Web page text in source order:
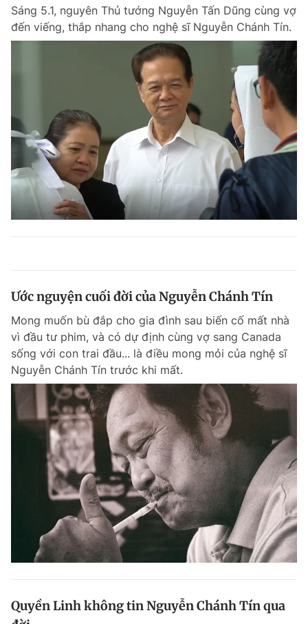
Sáng 5.1, nguyên Thủ tướng Nguyễn Tấn Dũng cùng vợ
đến viếng, thắp nhang cho nghệ sĩ Nguyễn Chánh Tín.
Ước nguyện cuối đời của Nguyễn Chánh Tín
Mong muốn bù đắp cho gia đình sau biến cố mất nhà
vì đầu tư phim, và có dự định cùng vợ sang Canada
sống với con trai đầu... là điều mong mỏi của nghệ sĩ
Nguyễn Chánh Tín trước khi mất.
Quyền Linh không tin Nguyễn Chánh Tín qua